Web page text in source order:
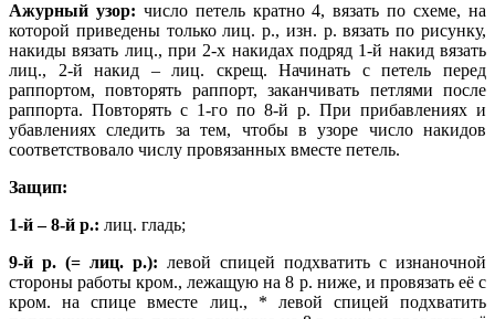
Ажурный узор: число петель кратно 4, вязать по схеме, на
которой приведены только лиц. р., изн. р. вязать по рисунку,
накиды вязать лиц., при 2-х накидах подряд 1-й накид вязать
лиц., 2-й накид – лиц. скрещ. Начинать с петель перед
раппортом, повторять раппорт, заканчивать петлями после
раппорта. Повторять с 1-го по 8-й р. При прибавлениях и
убавлениях следить за тем, чтобы в узоре число накидов
соответствовало числу провязанных вместе петель.
Защип:
1-й – 8-й р.: лиц. гладь;
9-й р. (= лиц. р.): левой спицей подхватить с изнаночной
стороны работы кром., лежащую на 8 р. ниже, и провязать её с
кром. на спице вместе лиц., * левой спицей подхватить